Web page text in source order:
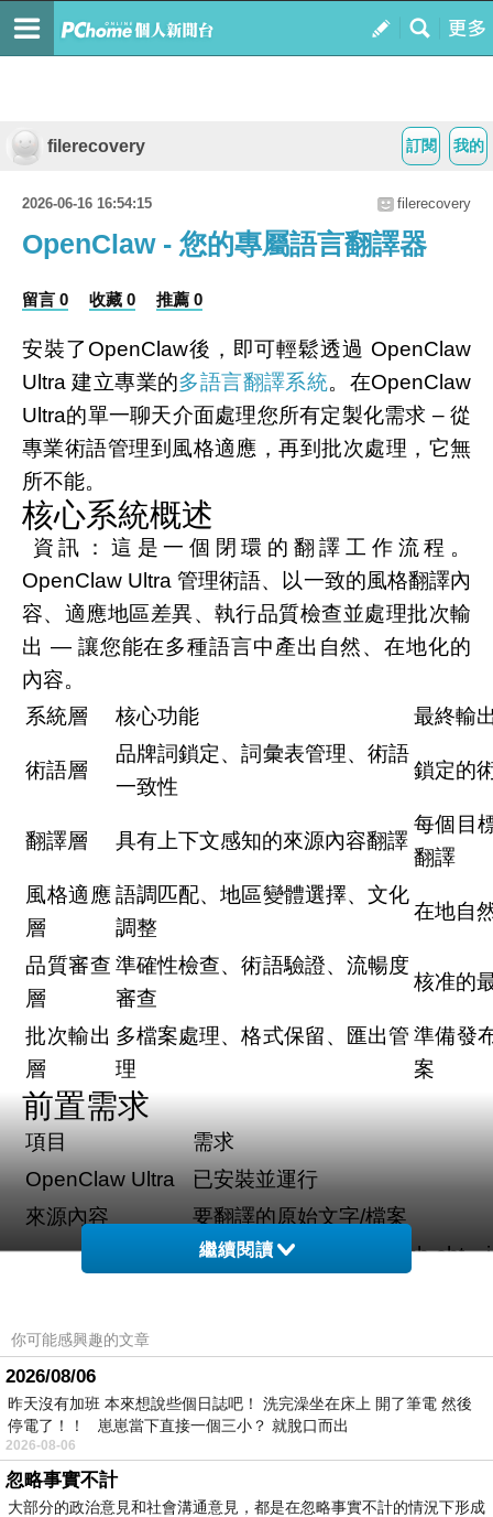
我的
訂閱
filerecovery
2026-06-16 16:54:15 filerecovery
OpenClaw - 您的專屬語言翻譯器
留言 0 收藏 0 推薦 0
安裝了OpenClaw後，即可輕鬆透過 OpenClaw
Ultra 建立專業的多語言翻譯系統。在OpenClaw
Ultra的單一聊天介面處理您所有定製化需求 – 從
專業術語管理到風格適應，再到批次處理，它無
所不能。
核心系統概述
資訊：這是一個閉環的翻譯工作流程。
OpenClaw Ultra 管理術語、以一致的風格翻譯內
容、適應地區差異、執行品質檢查並處理批次輸
出 — 讓您能在多種語言中產出自然、在地化的
內容。
系統層
核心功能 最終輸
術語層
品牌詞鎖定、詞彙表管理、術語
一致性
鎖定的
翻譯層 具有上下文感知的來源內容翻譯
每個目
翻譯
風格適應
層
語調匹配、地區變體選擇、文化
調整
在地自
品質審查
層
準確性檢查、術語驗證、流暢度
審查
核准的
批次輸出
層
多檔案處理、格式保留、匯出管
理
準備發
案
前置需求
項目
需求
OpenClaw Ultra
已安裝並運行
來源內容
要翻譯的原始文字/檔案
目標語言
所需語言清單（例如：zh-cht
議）
風格指南（選
用）
偏好的語調和地區變體偏好
步驟 0 — 初始化您的翻譯系統
將 OpenClaw Ultra 設定為您的專屬在地化管理
繼續閱讀
你可能感興趣的文章
2026/08/06
昨天沒有加班 本來想說些個日誌吧！ 洗完澡坐在床上 開了筆電 然後
停電了！！ 崽崽當下直接一個三小？ 就脫口而出
2026-08-06
忽略事實不計
大部分的政治意見和社會溝通意見，都是在忽略事實不計的情況下形成